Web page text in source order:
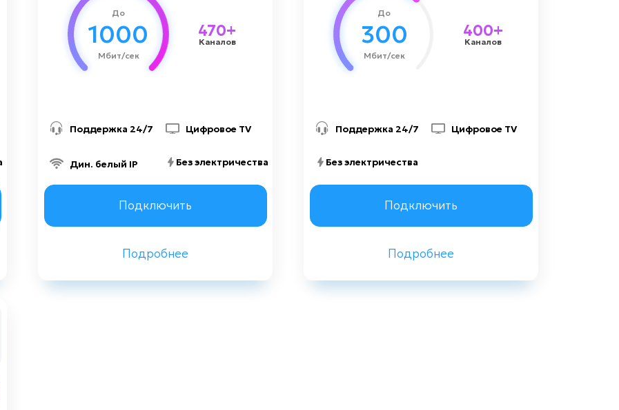
До
1000
Мбит/сек
470+
Каналов
Поддержка 24/7 Цифровое TV
Дин. белый IP Без электричества
Подключить
Подробнее
Киноман
Динамический IP-адрес
Заказать консультацию
Назад
До
300
Мбит/сек
400+
Каналов
Поддержка 24/7 Цифровое TV
Без электричества
Подключить
Подробнее
Стоимость подключения
1500 грн
Заказать консультацию
Назад